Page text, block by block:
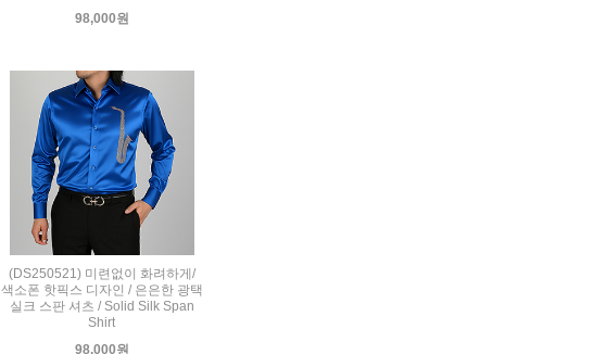
98,000원
(DS250521) 미련없이 화려하게/
색소폰 핫픽스 디자인 / 은은한 광택
실크 스판 셔츠 / Solid Silk Span
Shirt
98,000원